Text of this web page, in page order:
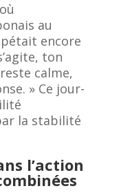
au
encore
ton
calme,
» Ce jour-
la stabilité
l’action